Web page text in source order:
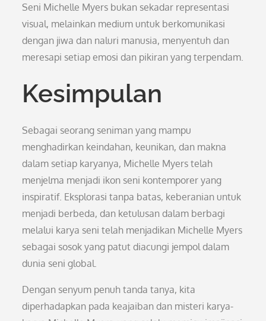
Seni Michelle Myers bukan sekadar representasi
visual, melainkan medium untuk berkomunikasi
dengan jiwa dan naluri manusia, menyentuh dan
meresapi setiap emosi dan pikiran yang terpendam.
Kesimpulan
Sebagai seorang seniman yang mampu
menghadirkan keindahan, keunikan, dan makna
dalam setiap karyanya, Michelle Myers telah
menjelma menjadi ikon seni kontemporer yang
inspiratif. Eksplorasi tanpa batas, keberanian untuk
menjadi berbeda, dan ketulusan dalam berbagi
melalui karya seni telah menjadikan Michelle Myers
sebagai sosok yang patut diacungi jempol dalam
dunia seni global.
Dengan senyum penuh tanda tanya, kita
diperhadapkan pada keajaiban dan misteri karya-